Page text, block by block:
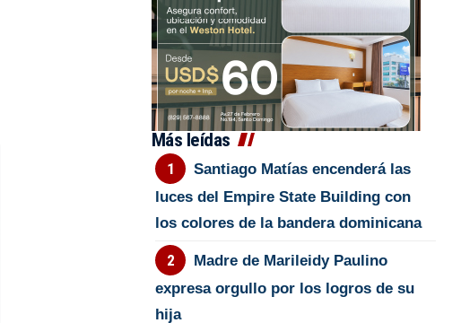
Más leídas
Santiago Matías encenderá las
luces del Empire State Building con
los colores de la bandera dominicana
Madre de Marileidy Paulino
expresa orgullo por los logros de su
hija